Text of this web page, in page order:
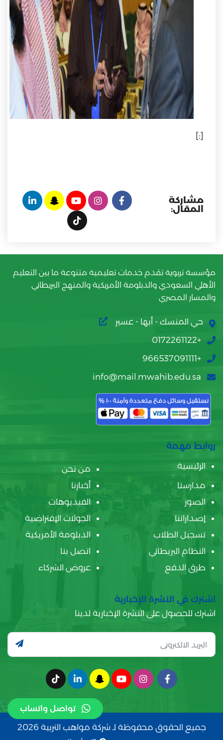
[:]
مشاركة
المقال:
تواصل واتساب
مؤسسة تربوية تقدم خدمات تعليمية متنوعة ما بين التعليم
الأهلي السعودي والدبلومة الأمريكية والمنهج البريطاني
والمسار المصري
حي المنسك - أبها - عسير
+0172261122
+966537091111
info@mail.mwahib.edu.sa
روابط مهمة
الرئيسية
من نحن
مدارسنا
أخبارنا
الصور
الفيديوهات
إصداراتنا
الجولات الإفتراضية
تسجيل الطلاب
الدبلومة الأمريكية
النظام البريطاني
اتصل بنا
طرق الدفع
عروض الشركاء
اشترك في النشرة الإخبارية
اشترك للحصول على النشرة الإخبارية لدينا
جميع الحقوق محفوظة لـ شركة مواهب التربية 2026